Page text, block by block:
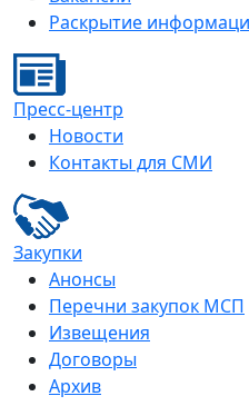
Раскрытие
Пресс-центр
Новости
Контакты для СМИ
Закупки
Анонсы
Перечни закупок МСП
Извещения
Договоры
Архив